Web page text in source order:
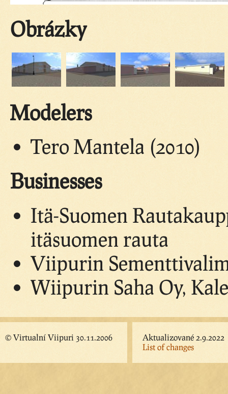
Obrázky
Modelers
Tero Mantela (2010)
Businesses
Itä-Suomen
itäsuomen rauta
Viipurin
Wiipurin Saha Oy,
© Virtualní Viipuri 30.11.2006
Aktualizované 2.9.2022
List of changes